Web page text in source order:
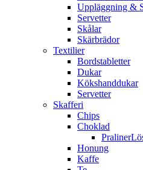
Uppläggning &
Servetter
Skålar
Skärbrädor
Textilier
Bordstabletter
Dukar
Kökshanddukar
Servetter
Skafferi
Chips
Choklad
Honung
Kaffe